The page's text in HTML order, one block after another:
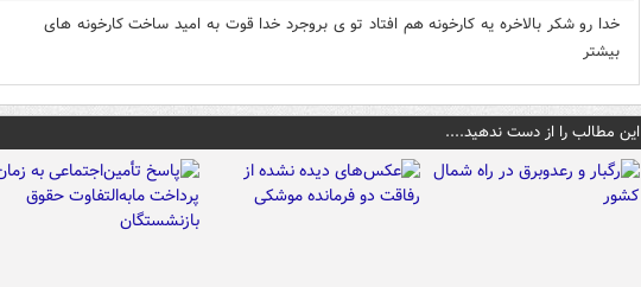
خدا رو شکر بالاخره یه کارخونه هم افتاد تو ی بروجرد خدا قوت به امید ساخت کارخونه های
بیشتر
این مطالب را از دست ندهید....